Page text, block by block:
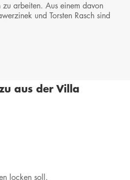
arbeiten. Aus einem davon
und Torsten Rasch sind
aus der Villa
locken soll.